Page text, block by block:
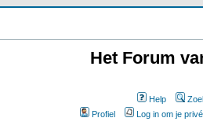
Het Forum
Help
Profiel
Log in om je